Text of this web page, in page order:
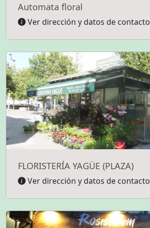
Automata floral
Ver dirección y datos de contacto
FLORISTERÍA YAGÜE (PLAZA)
Ver dirección y datos de contacto